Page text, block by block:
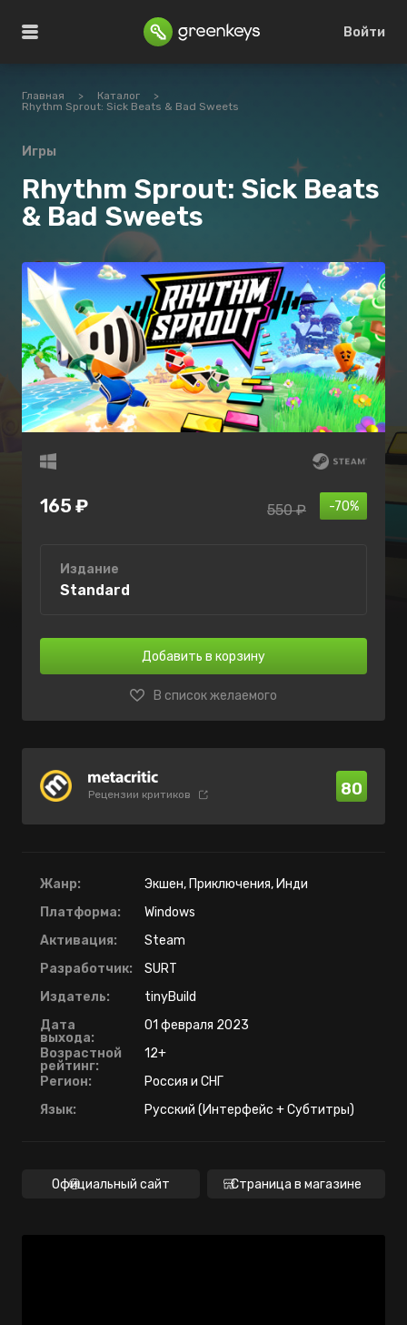
Войти
Главная > Каталог
>
Rhythm Sprout: Sick Beats & Bad Sweets
Игры
Rhythm Sprout: Sick Beats
& Bad Sweets
165 ₽ -70%
550 ₽
Издание
Standard
Добавить в корзину
В список желаемого
Рецензии критиков 80
Жанр:
Экшен, Приключения, Инди
Платформа:
Windows
Активация:
Steam
Разработчик:
SURT
Издатель:
tinyBuild
Дата
выхода:
01 февраля 2023
Возрастной
рейтинг:
12+
Регион:
Россия и СНГ
Язык:
Русский (Интерфейс + Субтитры)
Официальный сайт Страница в магазине